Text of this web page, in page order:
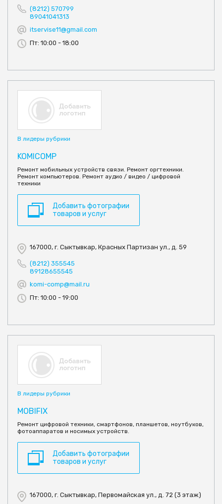
(8212) 570799
89041041313
itservise11@gmail.com
Пт: 10:00 - 18:00
В лидеры рубрики
KOMICOMP
Ремонт мобильных устройств связи. Ремонт оргтехники.
Ремонт компьютеров. Ремонт аудио / видео / цифровой
техники
Добавить фотографии
товаров и услуг
167000, г. Сыктывкар, Красных Партизан ул., д. 59
(8212) 355545
89128655545
komi-comp@mail.ru
Пт: 10:00 - 19:00
В лидеры рубрики
MOBIFIX
Ремонт цифровой техники, смартфонов, планшетов, ноутбуков,
фотоаппаратов и носимых устройств.
Добавить фотографии
товаров и услуг
167000, г. Сыктывкар, Первомайская ул., д. 72 (3 этаж)